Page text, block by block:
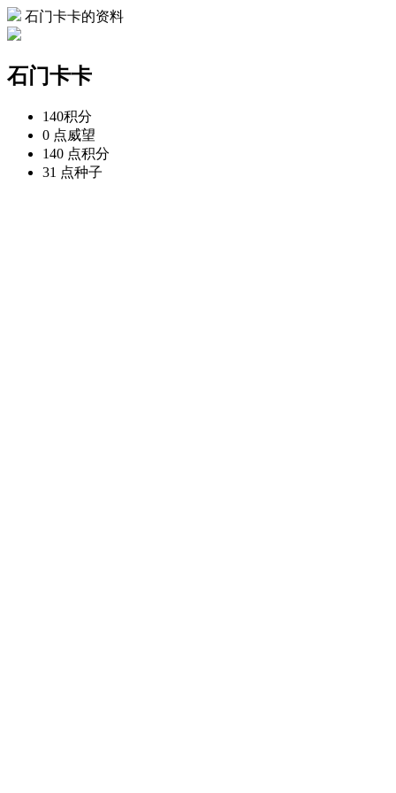
石门卡卡的资料
石门卡卡
140积分
0 点威望
140 点积分
31 点种子